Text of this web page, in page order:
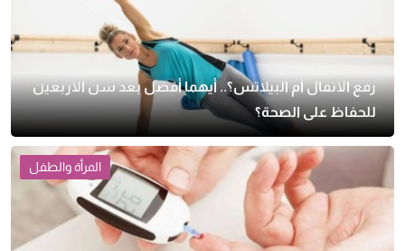
رفع الأثقال أم البيلاتس؟.. أيهما أفضل بعد سن الأربعين
للحفاظ على الصحة؟
المرأة والطفل